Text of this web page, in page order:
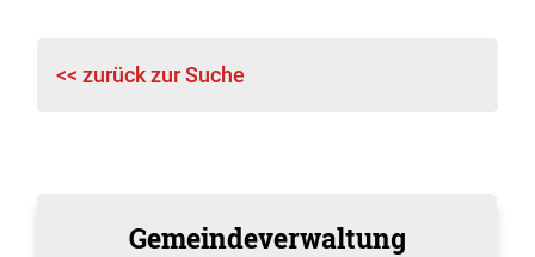
<< zurück zur Suche
Gemeindeverwaltung